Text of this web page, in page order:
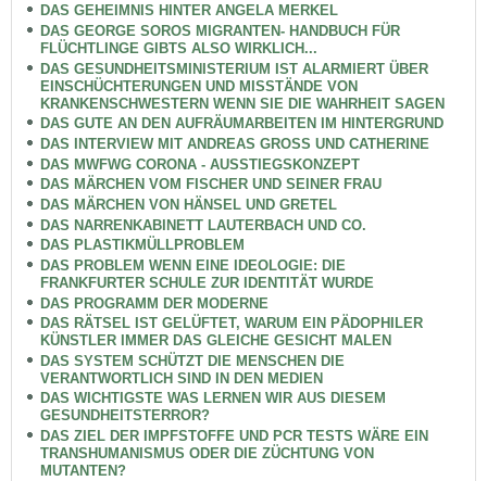
DAS GEHEIMNIS HINTER ANGELA MERKEL
DAS GEORGE SOROS MIGRANTEN- HANDBUCH FÜR
FLÜCHTLINGE GIBTS ALSO WIRKLICH...
DAS GESUNDHEITSMINISTERIUM IST ALARMIERT ÜBER
EINSCHÜCHTERUNGEN UND MISSTÄNDE VON
KRANKENSCHWESTERN WENN SIE DIE WAHRHEIT SAGEN
DAS GUTE AN DEN AUFRÄUMARBEITEN IM HINTERGRUND
DAS INTERVIEW MIT ANDREAS GROSS UND CATHERINE
DAS MWFWG CORONA - AUSSTIEGSKONZEPT
DAS MÄRCHEN VOM FISCHER UND SEINER FRAU
DAS MÄRCHEN VON HÄNSEL UND GRETEL
DAS NARRENKABINETT LAUTERBACH UND CO.
DAS PLASTIKMÜLLPROBLEM
DAS PROBLEM WENN EINE IDEOLOGIE: DIE
FRANKFURTER SCHULE ZUR IDENTITÄT WURDE
DAS PROGRAMM DER MODERNE
DAS RÄTSEL IST GELÜFTET, WARUM EIN PÄDOPHILER
KÜNSTLER IMMER DAS GLEICHE GESICHT MALEN
DAS SYSTEM SCHÜTZT DIE MENSCHEN DIE
VERANTWORTLICH SIND IN DEN MEDIEN
DAS WICHTIGSTE WAS LERNEN WIR AUS DIESEM
GESUNDHEITSTERROR?
DAS ZIEL DER IMPFSTOFFE UND PCR TESTS WÄRE EIN
TRANSHUMANISMUS ODER DIE ZÜCHTUNG VON
MUTANTEN?